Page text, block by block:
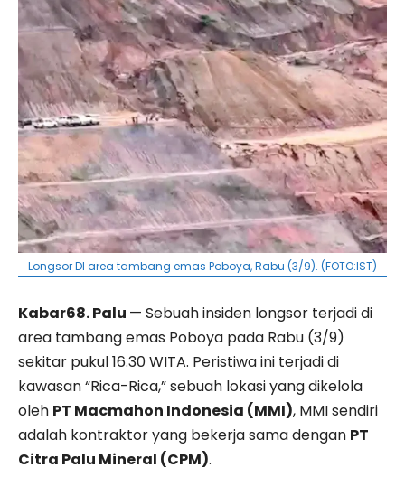
Longsor DI area tambang emas Poboya, Rabu (3/9). (FOTO:IST)
Kabar68. Palu — Sebuah insiden longsor terjadi di
area tambang emas Poboya pada Rabu (3/9)
sekitar pukul 16.30 WITA. Peristiwa ini terjadi di
kawasan “Rica-Rica,” sebuah lokasi yang dikelola
oleh PT Macmahon Indonesia (MMI), MMI sendiri
adalah kontraktor yang bekerja sama dengan PT
Citra Palu Mineral (CPM).